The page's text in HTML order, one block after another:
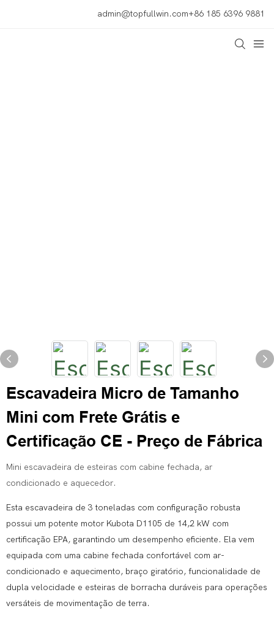
admin@topfullwin.com+86 185 6396 9881
Escavadeira Micro de Tamanho
Mini com Frete Grátis e
Certificação CE - Preço de Fábrica
Mini escavadeira de esteiras com cabine fechada, ar
condicionado e aquecedor.
Esta escavadeira de 3 toneladas com configuração robusta
possui um potente motor Kubota D1105 de 14,2 kW com
certificação EPA, garantindo um desempenho eficiente. Ela vem
equipada com uma cabine fechada confortável com ar-
condicionado e aquecimento, braço giratório, funcionalidade de
dupla velocidade e esteiras de borracha duráveis ​​para operações
versáteis de movimentação de terra.